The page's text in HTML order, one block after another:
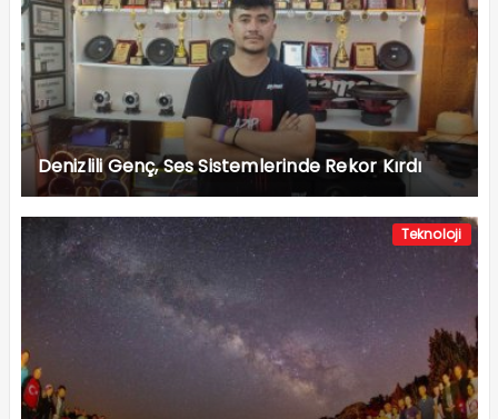
Denizlili Genç, Ses Sistemlerinde Rekor Kırdı
Teknoloji